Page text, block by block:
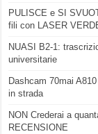
PULISCE e SI
fili con LASER
NUASI B2-1:
universitarie
Dashcam 70mai
in strada
NON Crederai a
RECENSIONE